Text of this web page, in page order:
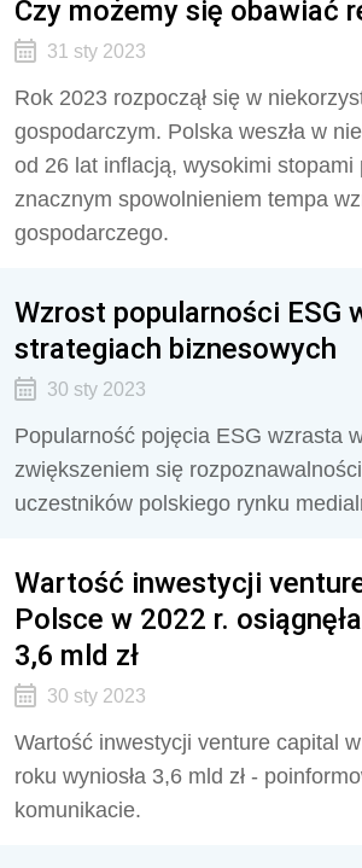
Czy możemy się obawiać
31 sty 2023
Rok 2023 rozpoczął się w
gospodarczym. Polska weszła w
od 26 lat inflacją, wysokimi stopami
znacznym spowolnieniem tempa
gospodarczego.
Wzrost popularności ESG
strategiach biznesowych
30 sty 2023
Popularność pojęcia ESG wzrasta
zwiększeniem się
uczestników polskiego rynku
Wartość inwestycji
Polsce w 2022 r.
3,6 mld zł
30 sty 2023
Wartość inwestycji venture capital
roku wyniosła 3,6 mld zł -
komunikacie.